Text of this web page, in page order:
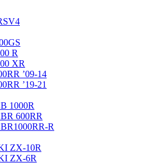
R
XR
’09-14
’19-21
1000R
600RR
R
ZX-10R
ZX-6R